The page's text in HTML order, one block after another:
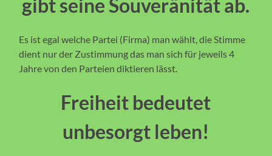
gibt seine Souveränität ab.
Es ist egal welche Partei (Firma) man wählt, die Stimme
dient nur der Zustimmung das man sich für jeweils 4
Jahre von den Parteien diktieren lässt.
Freiheit bedeutet
unbesorgt leben!